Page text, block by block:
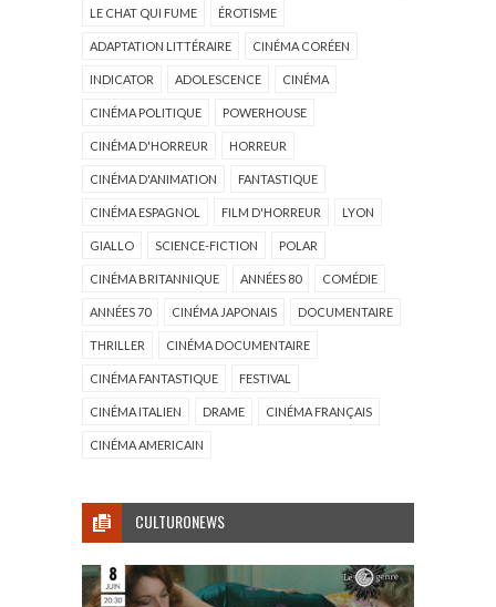
LE CHAT QUI FUME ÉROTISME
ADAPTATION LITTÉRAIRE CINÉMA CORÉEN
INDICATOR ADOLESCENCE CINÉMA
CINÉMA POLITIQUE POWERHOUSE
CINÉMA D'HORREUR HORREUR
CINÉMA D'ANIMATION FANTASTIQUE
CINÉMA ESPAGNOL FILM D'HORREUR LYON
GIALLO SCIENCE-FICTION POLAR
CINÉMA BRITANNIQUE ANNÉES 80 COMÉDIE
ANNÉES 70 CINÉMA JAPONAIS DOCUMENTAIRE
THRILLER CINÉMA DOCUMENTAIRE
CINÉMA FANTASTIQUE FESTIVAL
CINÉMA ITALIEN DRAME CINÉMA FRANÇAIS
CINÉMA AMERICAIN
CULTURONEWS